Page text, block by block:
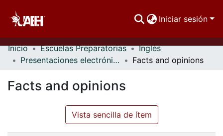
Iniciar sesión
Comunidades
Inicio Escuelas Preparatorias
Inglés
Presentaciones electrónicas
Facts and opinions
Facts and opinions
Vista sencilla de ítem